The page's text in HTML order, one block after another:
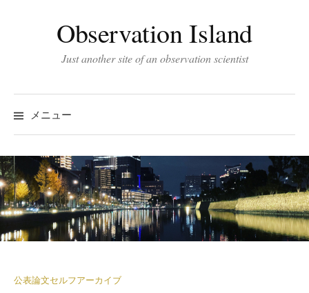
ス
キ
ッ
プ
Observation Island
Just another site of an observation scientist
メニュー
公表論文セルフアーカイブ